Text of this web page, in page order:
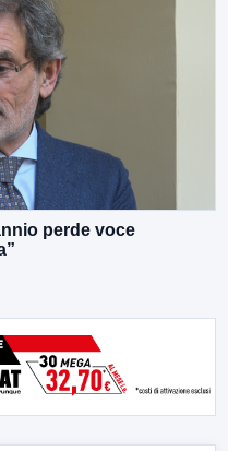
perde voce